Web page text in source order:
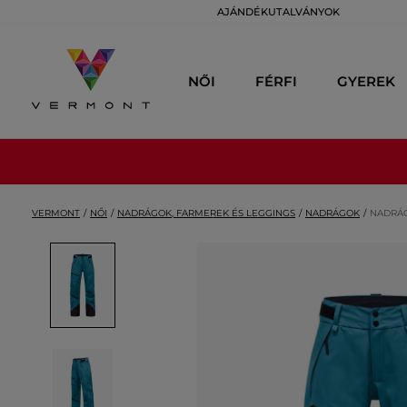
AJÁNDÉKUTALVÁNYOK
NŐI FÉRFI GYEREK
VERMONT NŐI NADRÁGOK, FARMEREK ÉS LEGGINGS NADRÁGOK